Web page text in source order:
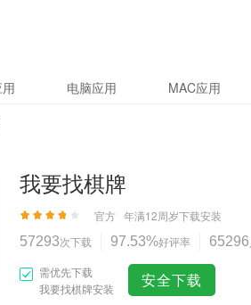
电脑应用 MAC应用
我要找棋牌
官方 年满12周岁下载安装
57293次下载 97.53%好评率 65296
需优先下载
我要找棋牌安装
安全下载